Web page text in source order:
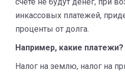
инкассовых платежей,
проценты от долга.
Например, какие платежи?
Налог на землю, налог на